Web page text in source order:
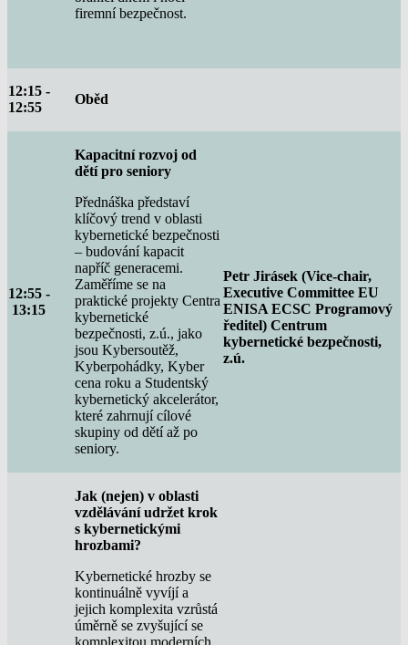
firemní bezpečnost.
12:15 -
12:55
Oběd
12:55 -
13:15
Kapacitní rozvoj od
dětí pro seniory
Přednáška představí
klíčový trend v oblasti
kybernetické bezpečnosti
– budování kapacit
napříč generacemi.
Zaměříme se na
praktické projekty Centra
kybernetické
bezpečnosti, z.ú., jako
jsou Kybersoutěž,
Kyberpohádky, Kyber
cena roku a Studentský
kybernetický akcelerátor,
které zahrnují cílové
skupiny od dětí až po
seniory.
Petr Jirásek (Vice-chair,
Executive Committee EU
ENISA ECSC Programový
ředitel) Centrum
kybernetické bezpečnosti,
z.ú.
Jak (nejen) v oblasti
vzdělávání udržet krok
s kybernetickými
hrozbami?
Kybernetické hrozby se
kontinuálně vyvíjí a
jejich komplexita vzrůstá
úměrně se zvyšující se
komplexitou moderních